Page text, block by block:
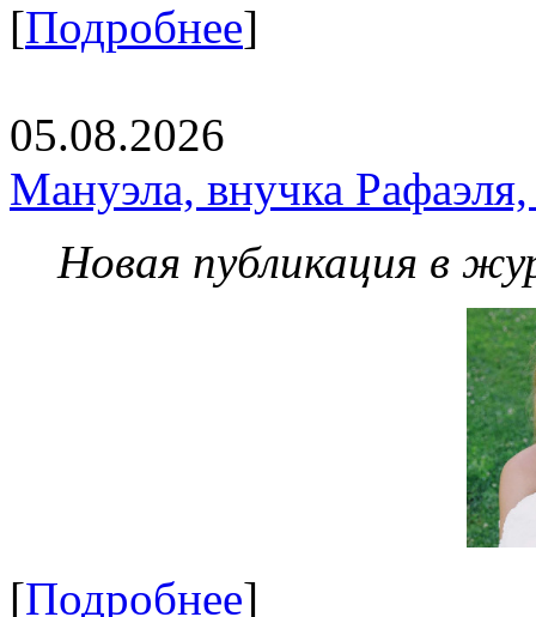
[Подробнее]
05.08.2026
Мануэла, внучка
Новая публикация в
[Подробнее]